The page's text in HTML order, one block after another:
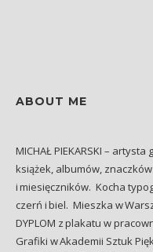
ABOUT ME
MICHAŁ PIEKARSKI –
książek, albumów,
i miesięczników. Kocha
czerń i biel. Mieszka w
DYPLOM z plakatu w
Grafiki w Akademii Sztuk